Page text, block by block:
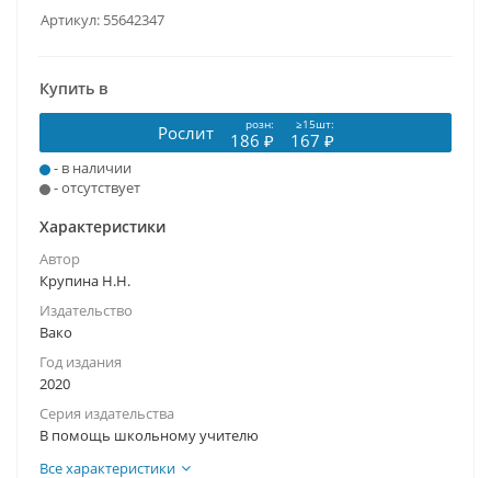
Артикул: 55642347
Купить в
Рослит розн: ≥15шт:
186 ₽ 167 ₽
- в наличии
- отсутствует
Характеристики
Автор
Крупина Н.Н.
Издательство
Вако
Год издания
2020
Серия издательства
В помощь школьному учителю
Все характеристики